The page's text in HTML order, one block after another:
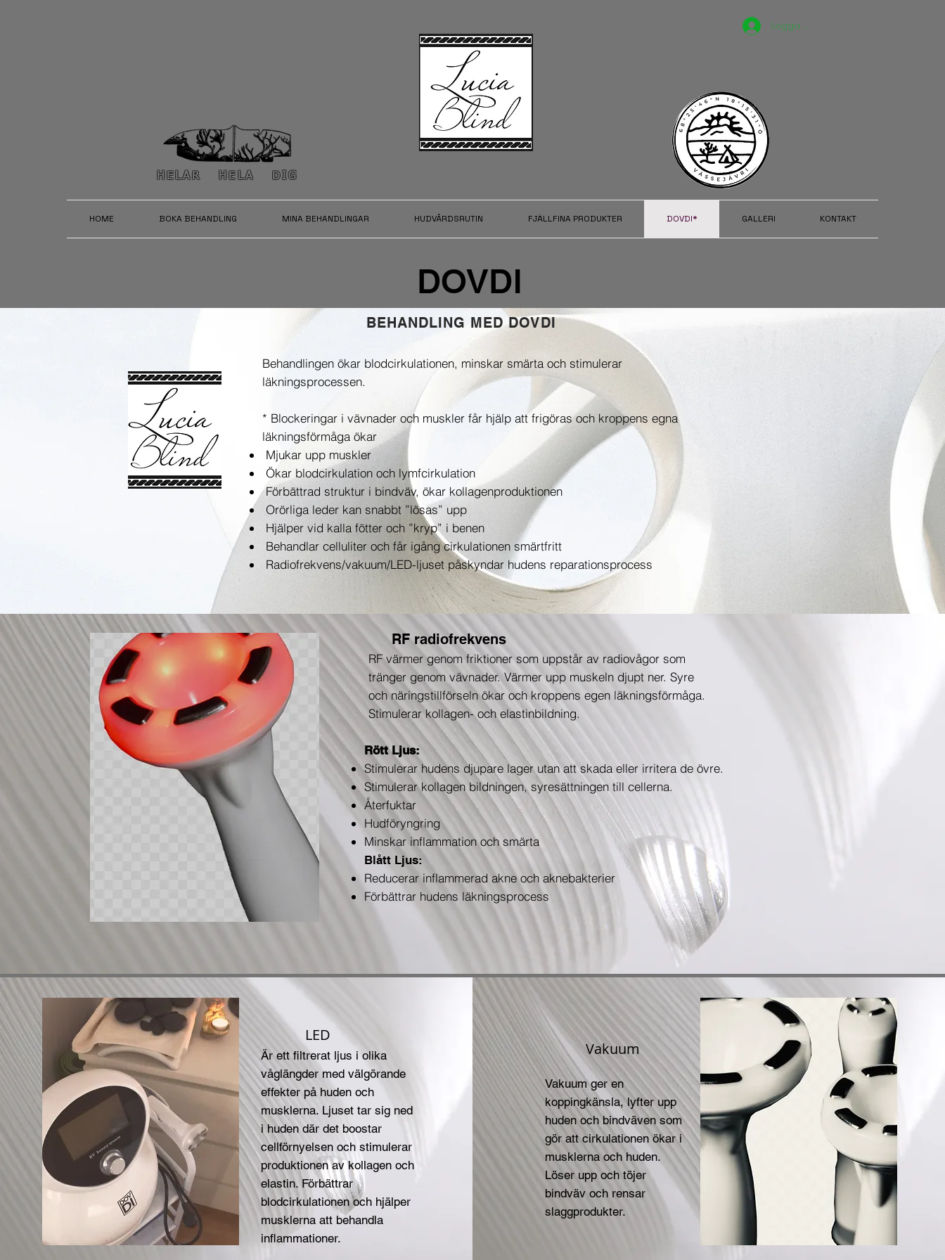
HELAR HELA DIG
Logga in
HOME BOKA BEHANDLING MINA BEHANDLINGAR HUDVÅRDSRUTIN FJÄLLFINA PRODUKTER DOVDI* GALLERI KONTAKT
DOVDI
BEHANDLING MED DOVDI
Behandlingen ökar blodcirkulationen, minskar smärta och stimulerar
läkningsprocessen.
* Blockeringar i vävnader och muskler får hjälp att frigöras och kroppens egna
läkningsförmåga ökar
Mjukar upp muskler
Ökar blodcirkulation och lymfcirkulation
Förbättrad struktur i bindväv, ökar kollagenproduktionen
Orörliga leder kan snabbt ”lösas” upp
Hjälper vid kalla fötter och ”kryp” i benen
Behandlar celluliter och får igång cirkulationen smärtfritt
Radiofrekvens/vakuum/LED-ljuset påskyndar hudens reparationsprocess
RF radiofrekvens
RF värmer genom friktioner som uppstår av radiovågor som
tränger genom vävnader. Värmer upp muskeln djupt ner. Syre
och näringstillförseln ökar och kroppens egen läkningsförmåga.
Stimulerar kollagen- och elastinbildning.
Rött Ljus:
Stimulerar hudens djupare lager utan att skada eller irritera de övre.
Stimulerar kollagen bildningen, syresättningen till cellerna.
Återfuktar
Hudföryngring
Minskar inflammation och smärta
Blått Ljus:
Reducerar inflammerad akne och aknebakterier
Förbättrar hudens läkningsprocess
LED
Är ett filtrerat ljus i olika
våglängder med välgörande
effekter på huden och
musklerna. Ljuset tar sig ned
i huden där det boostar
cellförnyelsen och stimulerar
produktionen av kollagen och
elastin. Förbättrar
blodcirkulationen och hjälper
musklerna att behandla
inflammationer.
Vakuum
Vakuum ger en
koppingkänsla, lyfter upp
huden och bindväven som
gör att cirkulationen ökar i
musklerna och huden.
Löser upp och töjer
bindväv och rensar
slaggprodukter.